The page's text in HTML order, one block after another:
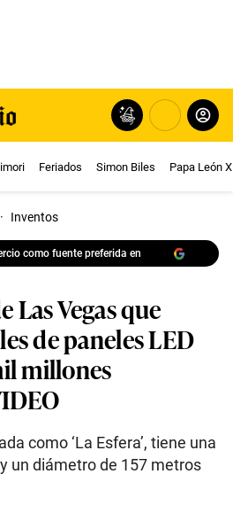
Feriados Simon Biles Papa León
· Inventos
como fuente preferida en
Las Vegas que
de paneles LED
millones
como ‘La Esfera’, tiene una
un diámetro de 157 metros